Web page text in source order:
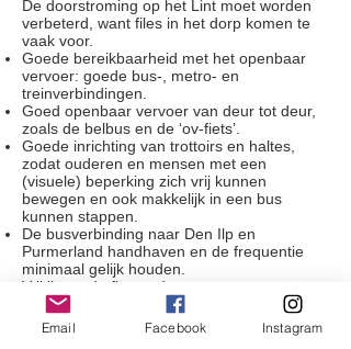
De doorstroming op het Lint moet worden
verbeterd, want files in het dorp komen te
vaak voor.
Goede bereikbaarheid met het openbaar
vervoer: goede bus-, metro- en
treinverbindingen.
Goed openbaar vervoer van deur tot deur,
zoals de belbus en de ‘ov-fiets’.
Goede inrichting van trottoirs en haltes,
zodat ouderen en mensen met een
(visuele) beperking zich vrij kunnen
bewegen en ook makkelijk in een bus
kunnen stappen.
De busverbinding naar Den Ilp en
Purmerland handhaven en de frequentie
minimaal gelijk houden.
Vrij liggende fietspaden.
Behoud van de veerpont, waarbij we
inzetten op het overnemen van de kosten
door de vervoerregio en de provincie,
Email Facebook Instagram